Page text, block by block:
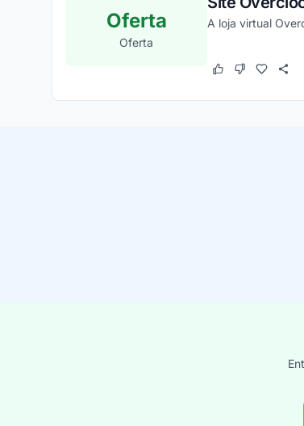
Oferta
Oferta
A loja virtual
Este cupom
Este cupom